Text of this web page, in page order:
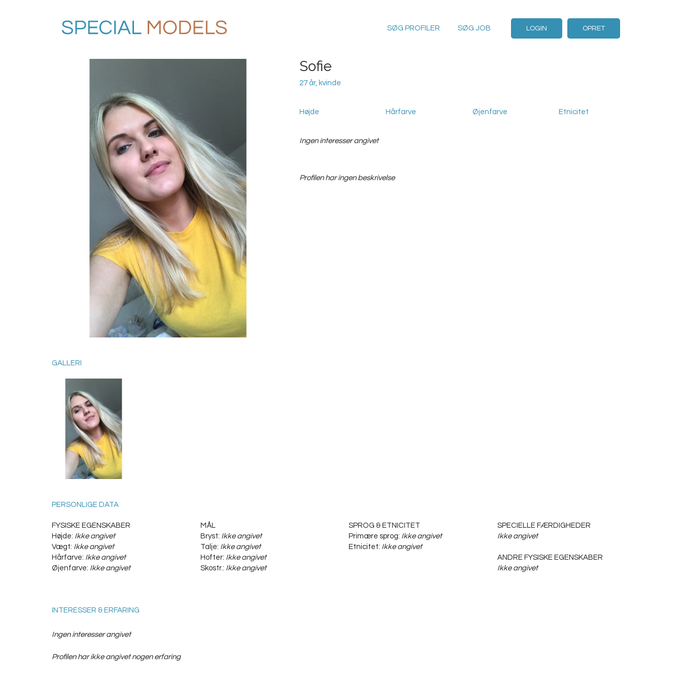
SØG PROFILER SØG JOB LOGIN OPRET
Sofie
27 år, kvinde
Højde Hårfarve Øjenfarve Etnicitet
Ingen interesser angivet
Profilen har ingen beskrivelse
GALLERI
PERSONLIGE DATA
FYSISKE EGENSKABER
Højde: Ikke angivet
Vægt: Ikke angivet
Hårfarve: Ikke angivet
Øjenfarve: Ikke angivet
MÅL
Bryst: Ikke angivet
Talje: Ikke angivet
Hofter: Ikke angivet
Skostr.: Ikke angivet
SPROG & ETNICITET
Primære sprog: Ikke angivet
Etnicitet: Ikke angivet
SPECIELLE FÆRDIGHEDER
Ikke angivet
ANDRE FYSISKE EGENSKABER
Ikke angivet
INTERESSER & ERFARING
Ingen interesser angivet
Profilen har ikke angivet nogen erfaring